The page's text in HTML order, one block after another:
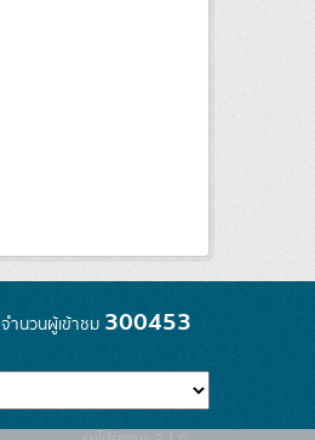
จำนวนผู้เข้าชม 300453